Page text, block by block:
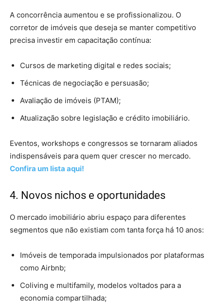
A concorrência aumentou e se profissionalizou. O
corretor de imóveis que deseja se manter competitivo
precisa investir em capacitação contínua:
Cursos de marketing digital e redes sociais;
Técnicas de negociação e persuasão;
Avaliação de imóveis (PTAM);
Atualização sobre legislação e crédito imobiliário.
Eventos, workshops e congressos se tornaram aliados
indispensáveis para quem quer crescer no mercado.
Confira um lista aqui!
4. Novos nichos e oportunidades
O mercado imobiliário abriu espaço para diferentes
segmentos que não existiam com tanta força há 10 anos:
Imóveis de temporada impulsionados por plataformas
como Airbnb;
Coliving e multifamily, modelos voltados para a
economia compartilhada;